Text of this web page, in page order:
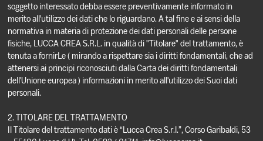
soggetto interessato debba essere preventivamente informato in
merito all'utilizzo dei dati che lo riguardano. A tal fine e ai sensi della
normativa in materia di protezione dei dati personali delle persone
fisiche, LUCCA CREA S.R.L. in qualità di "Titolare" del trattamento, è
tenuta a fornirLe ( mirando a rispettare sia i diritti fondamentali, che ad
attenersi ai principi riconosciuti dalla Carta dei diritti fondamentali
dell'Unione europea ) informazioni in merito all'utilizzo dei Suoi dati
personali.
2. TITOLARE DEL TRATTAMENTO
Il Titolare del trattamento dati è “Lucca Crea S.r.l.”, Corso Garibaldi, 53